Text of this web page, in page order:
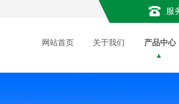
服
网站首页 关于我们 产品中心